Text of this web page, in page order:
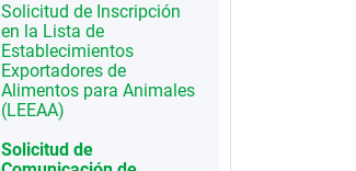
Solicitud de Inscripción
en la Lista de
Establecimientos
Exportadores de
Alimentos para Animales
(LEEAA)
Solicitud de